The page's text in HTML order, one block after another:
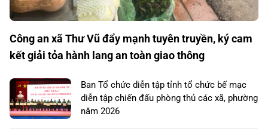
Công an xã Thư Vũ đẩy mạnh tuyên truyền, ký cam
kết giải tỏa hành lang an toàn giao thông
Ban Tổ chức diễn tập tỉnh tổ chức bế mạc
diễn tập chiến đấu phòng thủ các xã, phường
năm 2026